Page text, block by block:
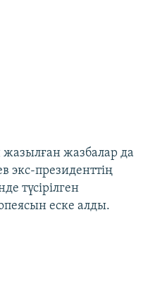
жазылған жазбалар да
экс-президенттің
түсірілген
еске алды.